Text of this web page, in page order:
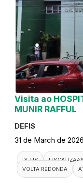
Visita ao
MUNIR RAFFUL
DEFIS
31 de March de 2026
DEFIS
VOLTA REDONDA